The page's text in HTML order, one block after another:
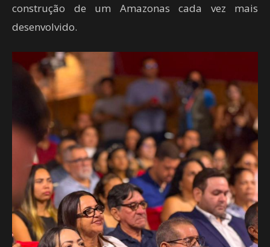
construção de um Amazonas cada vez mais
desenvolvido.